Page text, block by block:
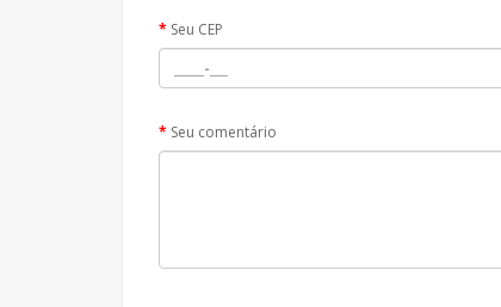
Seu CEP
Seu comentário